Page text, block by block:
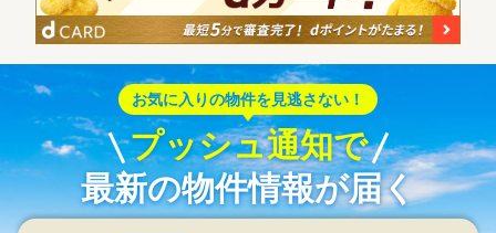
お気に入りの物件を見逃さない！
プッシュ通知で
最新の物件情報が届く